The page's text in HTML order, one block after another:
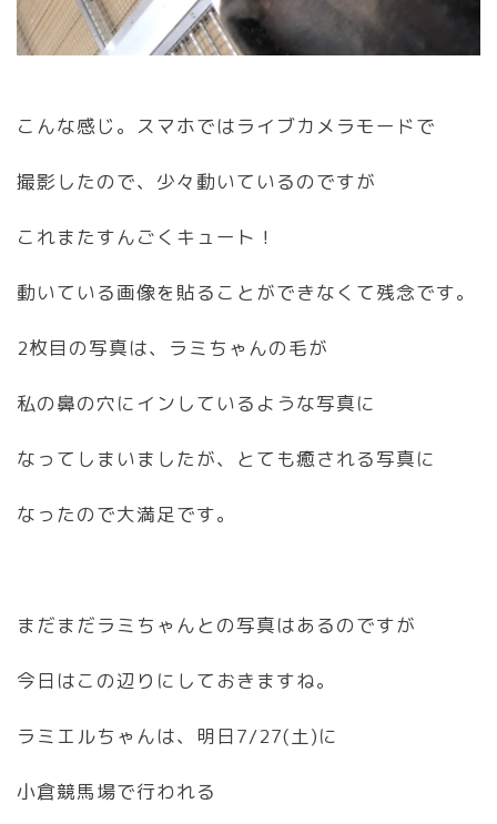
こんな感じ。スマホではライブカメラモードで
撮影したので、少々動いているのですが
これまたすんごくキュート！
動いている画像を貼ることができなくて残念です。
2枚目の写真は、ラミちゃんの毛が
私の鼻の穴にインしているような写真に
なってしまいましたが、とても癒される写真に
なったので大満足です。
まだまだラミちゃんとの写真はあるのですが
今日はこの辺りにしておきますね。
ラミエルちゃんは、明日7/27(土)に
小倉競馬場で行われる